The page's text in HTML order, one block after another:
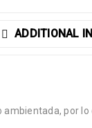
ADDITIONAL
ambientada, por